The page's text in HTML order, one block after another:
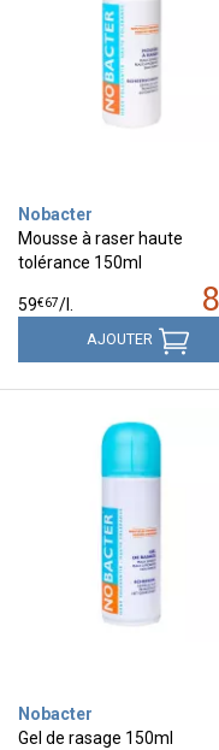
Nobacter
Mousse à raser haute
tolérance 150ml
8
59€67/
AJOUTER
Nobacter
Gel de rasage 150ml